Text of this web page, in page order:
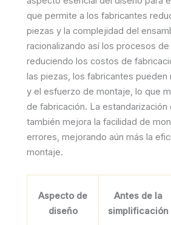
que permite a los fabricantes
piezas y la complejidad del
racionalizando así los procesos
reduciendo los costos de
las piezas, los fabricantes pueden
y el esfuerzo de montaje, lo que
de fabricación. La
también mejora la facilidad de
errores, mejorando aún más la
montaje.
Aspecto de
diseño
Antes de la
simplificación